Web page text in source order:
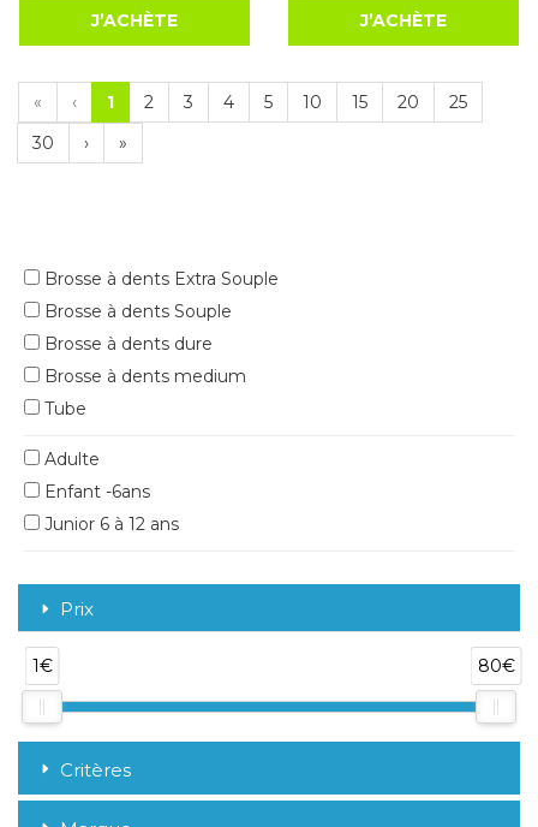
J’ACHÈTE J’ACHÈTE
« ‹ 1 2 3 4 5 10 15 20
25
30
› »
Brosse à dents Extra Souple
Brosse à dents Souple
Brosse à dents dure
Brosse à dents medium
Tube
Adulte
Enfant -6ans
Junior 6 à 12 ans
Prix
1€ 80€
Critères